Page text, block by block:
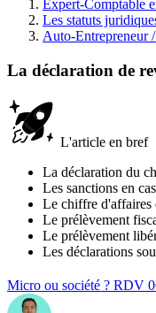
Expert-Comptable
Les statuts
Auto-Entrepreneur
La déclaration de
L'article en bref
La déclaration du
Les sanctions en
Le chiffre d'affaires
Le prélèvement
Le prélèvement
Les déclarations
Micro ou société ? RDV